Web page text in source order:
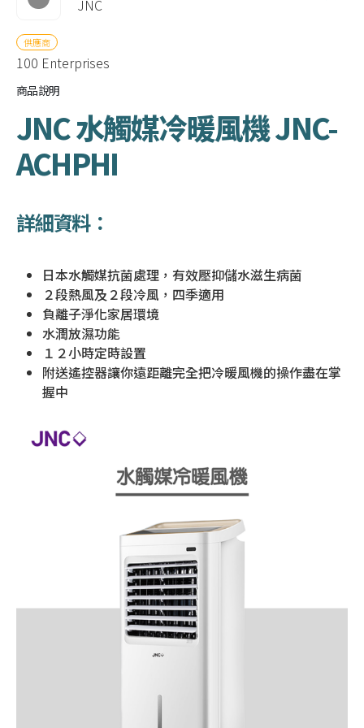
JNC
供應商
100 Enterprises
商品說明
JNC 水觸媒冷暖風機 JNC-
ACHPHI
詳細資料：
日本水觸媒抗菌處理，有效壓抑儲水滋生病菌
２段熱風及２段冷風，四季適用
負離子淨化家居環境
水潤放濕功能
１２小時定時設置
附送遙控器讓你遠距離完全把冷暖風機的操作盡在掌
握中